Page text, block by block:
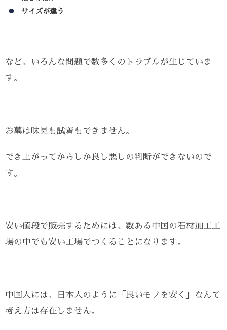
サイズが違う
など、いろんな問題で数多くのトラブルが生じていま
す。
お墓は味見も試着もできません。
でき上がってからしか良し悪しの判断ができないので
す。
安い値段で販売するためには、数ある中国の石材加工工
場の中でも安い工場でつくることになります。
中国人には、日本人のように「良いモノを安く」なんて
考え方は存在しません。